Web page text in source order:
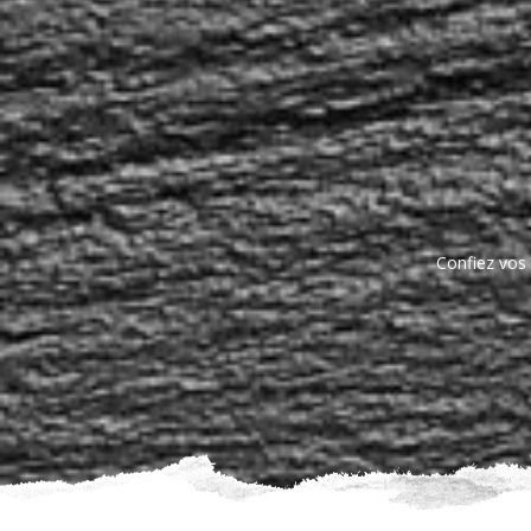
Shop en ligne
Confiez
Des ateliers au top, des